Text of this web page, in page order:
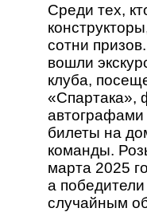
Среди тех,
сотни
вошли
клуба,
«Спартака»,
автографами
билеты на
команды.
марта 2025
а
случайным